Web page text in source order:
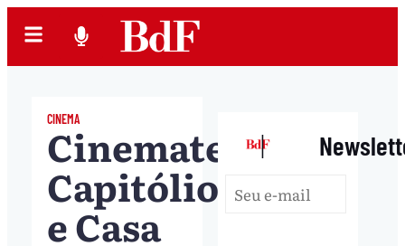
CINEMA
Cinemateca
Capitólio
e Casa
|